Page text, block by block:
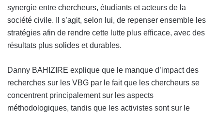
synergie entre chercheurs, étudiants et acteurs de la
société civile. Il s’agit, selon lui, de repenser ensemble les
stratégies afin de rendre cette lutte plus efficace, avec des
résultats plus solides et durables.
Danny BAHIZIRE explique que le manque d’impact des
recherches sur les VBG par le fait que les chercheurs se
concentrent principalement sur les aspects
méthodologiques, tandis que les activistes sont sur le